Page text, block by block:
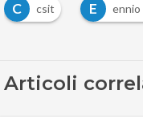
C
csit E ennio
Articoli